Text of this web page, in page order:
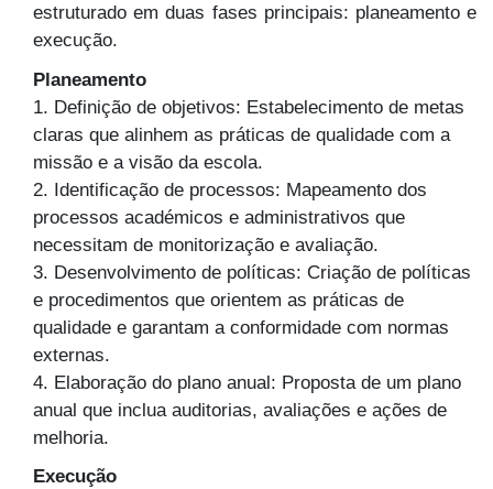
estruturado em duas fases principais: planeamento e
execução.
Planeamento
1. Definição de objetivos: Estabelecimento de metas
claras que alinhem as práticas de qualidade com a
missão e a visão da escola.
2. Identificação de processos: Mapeamento dos
processos académicos e administrativos que
necessitam de monitorização e avaliação.
3. Desenvolvimento de políticas: Criação de políticas
e procedimentos que orientem as práticas de
qualidade e garantam a conformidade com normas
externas.
4. Elaboração do plano anual: Proposta de um plano
anual que inclua auditorias, avaliações e ações de
melhoria.
Execução